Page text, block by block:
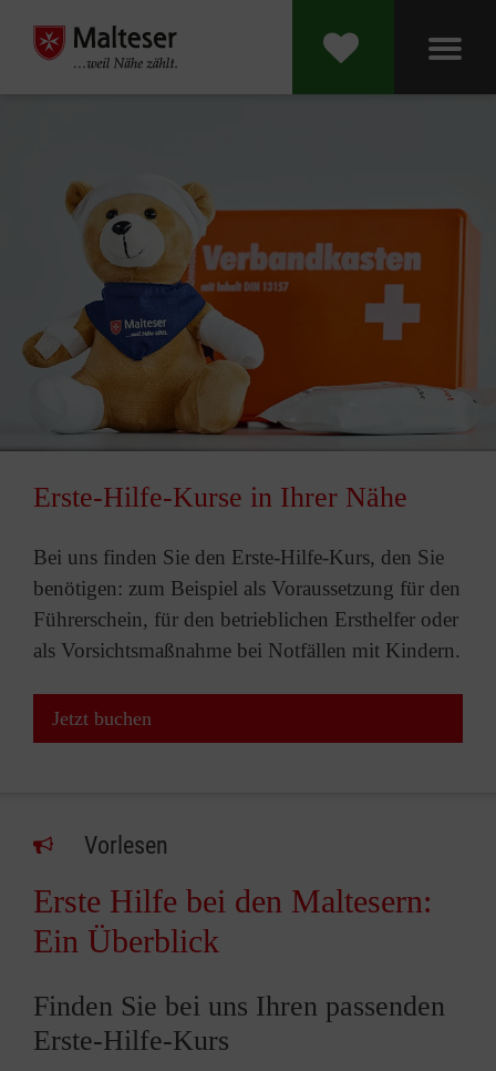
Erste-Hilfe-Kurse in Ihrer Nähe
Bei uns finden Sie den Erste-Hilfe-Kurs, den Sie
benötigen: zum Beispiel als Voraussetzung für den
Führerschein, für den betrieblichen Ersthelfer oder
als Vorsichtsmaßnahme bei Notfällen mit Kindern.
Jetzt buchen
Vorlesen
Erste Hilfe bei den Maltesern:
Ein Überblick
Finden Sie bei uns Ihren passenden
Erste-Hilfe-Kurs